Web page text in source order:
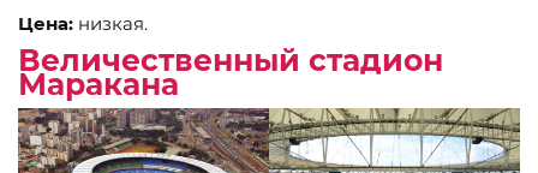
Цена: низкая.
Величественный стадион
Маракана